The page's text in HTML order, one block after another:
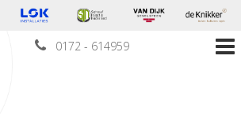
0172 - 614959